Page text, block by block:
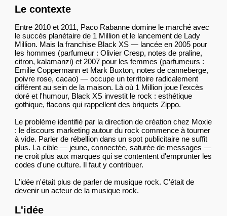
Le contexte
Entre 2010 et 2011, Paco Rabanne domine le marché avec
le succès planétaire de 1 Million et le lancement de Lady
Million. Mais la franchise Black XS — lancée en 2005 pour
les hommes (parfumeur : Olivier Cresp, notes de praline,
citron, kalamanzi) et 2007 pour les femmes (parfumeurs :
Emilie Coppermann et Mark Buxton, notes de canneberge,
poivre rose, cacao) — occupe un territoire radicalement
différent au sein de la maison. Là où 1 Million joue l'excès
doré et l'humour, Black XS investit le rock : esthétique
gothique, flacons qui rappellent des briquets Zippo.
Le problème identifié par la direction de création chez Moxie
: le discours marketing autour du rock commence à tourner
à vide. Parler de rébellion dans un spot publicitaire ne suffit
plus. La cible — jeune, connectée, saturée de messages —
ne croit plus aux marques qui se contentent d'emprunter les
codes d'une culture. Il faut y contribuer.
L'idée n'était plus de parler de musique rock. C'était de
devenir un acteur de la musique rock.
L'idée